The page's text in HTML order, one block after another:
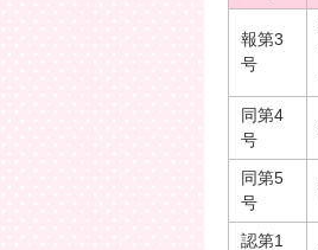
報第3
号
同第4
号
同第5
号
認第1